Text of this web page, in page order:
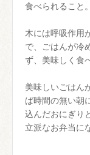
食べられること。
木には呼吸作用
で、ごはんが冷
ず、美味しく食
美味しいごはん
ば時間の無い朝
込んだおにぎり
立派なお弁当に